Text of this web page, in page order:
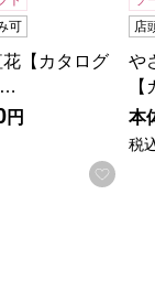
録する
可
【カタログ
…
円
お気
店
や
本
税